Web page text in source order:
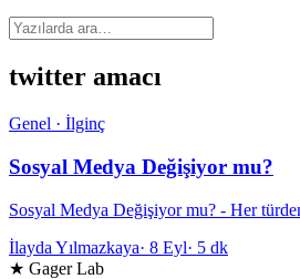
twitter amacı
Genel · İlginç
Sosyal Medya Değişiyor mu?
Sosyal Medya Değişiyor mu? - Her
İlayda Yılmazkaya· 8 Eyl· 5 dk
★ Gager Lab